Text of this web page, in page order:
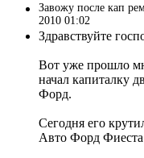
Завожу после кап
2010 01:02
Здравствуйте
Вот уже прошло
начал капиталку
Форд.
Сегодня его
Авто Форд